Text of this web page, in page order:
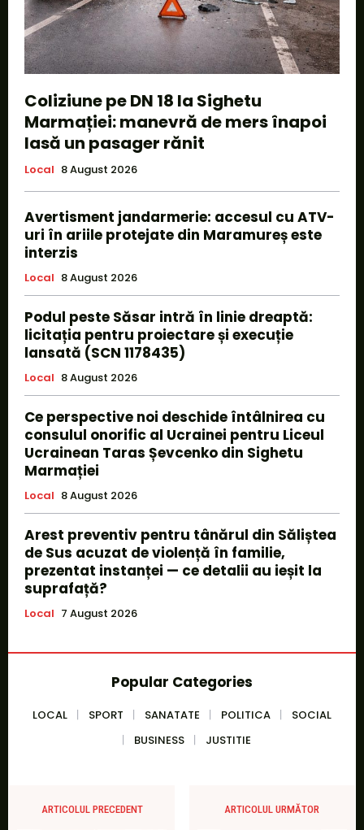
Coliziune pe DN 18 la Sighetu
Marmației: manevră de mers înapoi
lasă un pasager rănit
Local 8 August 2026
Avertisment jandarmerie: accesul cu ATV-
uri în ariile protejate din Maramureș este
interzis
Local 8 August 2026
Podul peste Săsar intră în linie dreaptă:
licitația pentru proiectare și execuție
lansată (SCN 1178435)
Local 8 August 2026
Ce perspective noi deschide întâlnirea cu
consulul onorific al Ucrainei pentru Liceul
Ucrainean Taras Șevcenko din Sighetu
Marmației
Local 8 August 2026
Arest preventiv pentru tânărul din Săliștea
de Sus acuzat de violență în familie,
prezentat instanței — ce detalii au ieșit la
suprafață?
Local 7 August 2026
Popular Categories
LOCAL SPORT SANATATE POLITICA
SOCIAL
BUSINESS
JUSTITIE
ARTICOLUL PRECEDENT ARTICOLUL URMĂTOR